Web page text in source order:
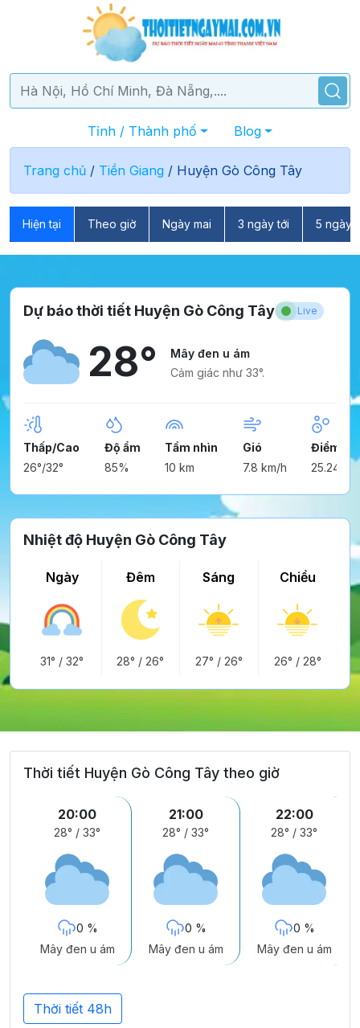
Tỉnh / Thành phố Blog
Trang chủ / Tiền Giang / Huyện Gò Công Tây
Hiện tại Theo giờ Ngày mai 3 ngày tới 5 ngày
Dự báo thời tiết Huyện Gò Công Tây Live
28°
Mây đen u ám
Cảm giác như 33°.
Thấp/Cao
26°/32°
Độ ẩm
85%
Tầm nhìn
10 km
Gió
7.8 km/h
Điểm
25.24°
Nhiệt độ Huyện Gò Công Tây
Ngày
31° /32°
Đêm
28° /26°
Sáng
27° / 26°
Chiều
26° / 28°
Thời tiết Huyện Gò Công Tây theo giờ
20:00
28° / 33°
0 %
Mây đen u ám
21:00
28° / 33°
0 %
Mây đen u ám
22:00
28° / 33°
0 %
Mây đen u ám
Thời tiết 48h